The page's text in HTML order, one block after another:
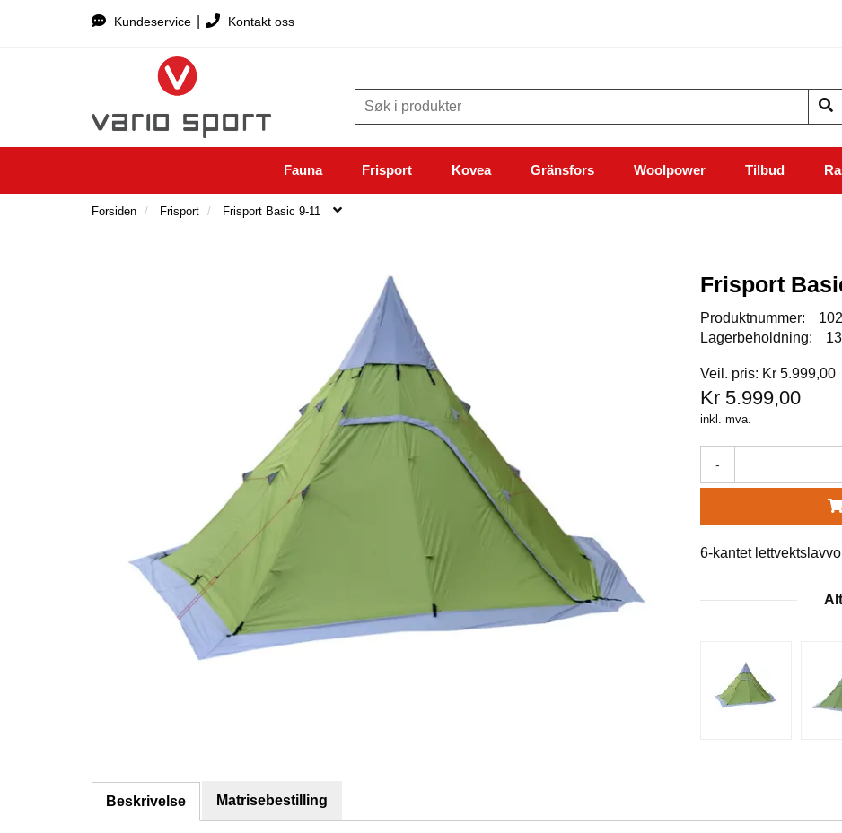
Kundeservice Kontakt oss
Fauna Frisport Kovea Gränsfors Woolpower Tilbud
Forsiden Frisport Frisport Basic 9-11
Frisport
Produktnummer:
Lagerbeholdning:
Veil. pris: Kr 5.999,00
Kr 5.999,00
inkl. mva.
-
6-kantet
Beskrivelse Matrisebestilling